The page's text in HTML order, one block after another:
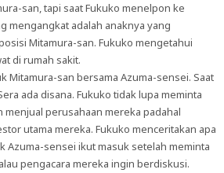
san, tapi saat Fukuko menelpon ke
mengangkat adalah anaknya yang
Mitamura-san. Fukuko mengetahui
di rumah sakit.
Mitamura-san bersama Azuma-sensei. Saat
ada disana. Fukuko tidak lupa meminta
menjual perusahaan mereka padahal
utama mereka. Fukuko menceritakan apa
Azuma-sensei ikut masuk setelah meminta
pengacara mereka ingin berdiskusi.